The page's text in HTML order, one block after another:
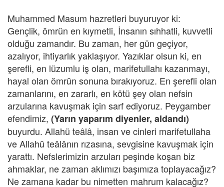
Muhammed Masum hazretleri buyuruyor ki:
Gençlik, ömrün en kıymetli, İnsanın sıhhatli, kuvvetli
olduğu zamandır. Bu zaman, her gün geçiyor,
azalıyor, ihtiyarlık yaklaşıyor. Yazıklar olsun ki, en
şerefli, en lüzumlu iş olan, marifetullahı kazanmayı,
hayal olan ömrün sonuna bırakıyoruz. En şerefli olan
zamanlarını, en zararlı, en kötü şey olan nefsin
arzularına kavuşmak için sarf ediyoruz. Peygamber
efendimiz, (Yarın yaparım diyenler, aldandı)
buyurdu. Allahü teâlâ, insan ve cinleri marifetullaha
ve Allahü teâlânın rızasına, sevgisine kavuşmak için
yarattı. Nefslerimizin arzuları peşinde koşan biz
ahmaklar, ne zaman aklımızı başımıza toplayacağız?
Ne zamana kadar bu nimetten mahrum kalacağız?